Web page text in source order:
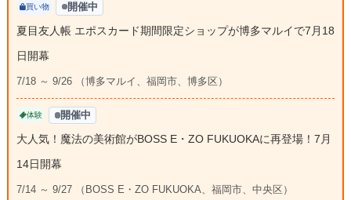
買い物 開催中
夏目友人帳 エポスカード期間限定ショップが博多マルイで7月18
日開幕
7/18 ～ 9/26 （博多マルイ、福岡市、博多区）
体験 開催中
大人気！魔法の美術館がBOSS E・ZO FUKUOKAに再登場！7月
14日開幕
7/14 ～ 9/27 （BOSS E・ZO FUKUOKA、福岡市、中央区）